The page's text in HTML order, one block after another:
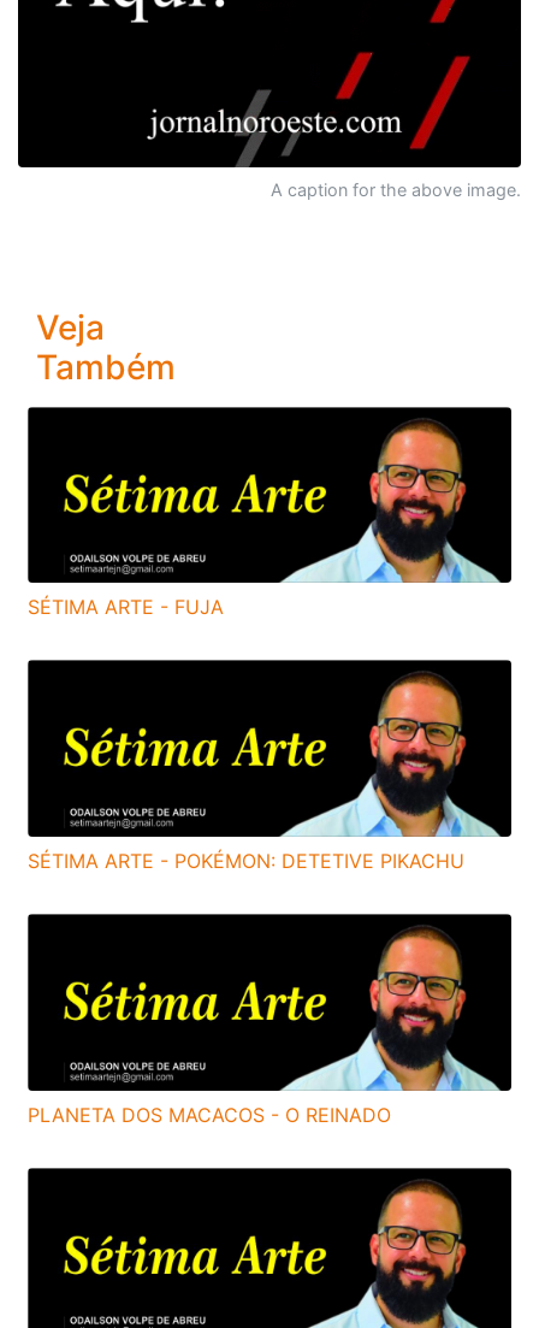
A caption for the above image.
Veja
Também
SÉTIMA ARTE - FUJA
SÉTIMA ARTE - POKÉMON: DETETIVE PIKACHU
PLANETA DOS MACACOS - O REINADO